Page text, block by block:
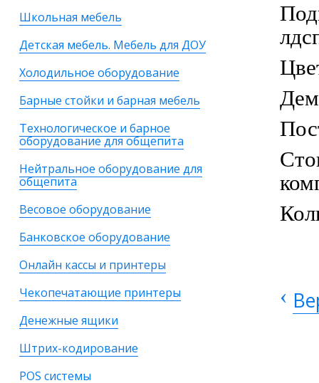
Школьная мебель
Детская мебель. Мебель для ДОУ
Холодильное оборудование
Барные стойки и барная мебель
Технологическое и барное
оборудование для общепита
Нейтральное оборудование для
общепита
Весовое оборудование
Банковское оборудование
Онлайн кассы и принтеры
Чекопечатающие принтеры
Денежные ящики
Штрих-кодирование
POS системы
‹